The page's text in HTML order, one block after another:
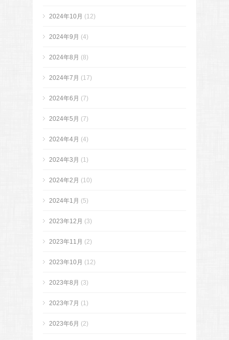
2024年10月 (12)
2024年9月 (4)
2024年8月 (8)
2024年7月 (17)
2024年6月 (7)
2024年5月 (7)
2024年4月 (4)
2024年3月 (1)
2024年2月 (10)
2024年1月 (5)
2023年12月 (3)
2023年11月 (2)
2023年10月 (12)
2023年8月 (3)
2023年7月 (1)
2023年6月 (2)